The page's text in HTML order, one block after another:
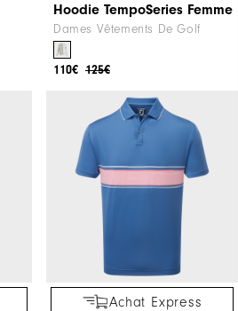
Hoodie TempoSeries Femme
Dames Vêtements De Golf
125€
110€
Achat Express